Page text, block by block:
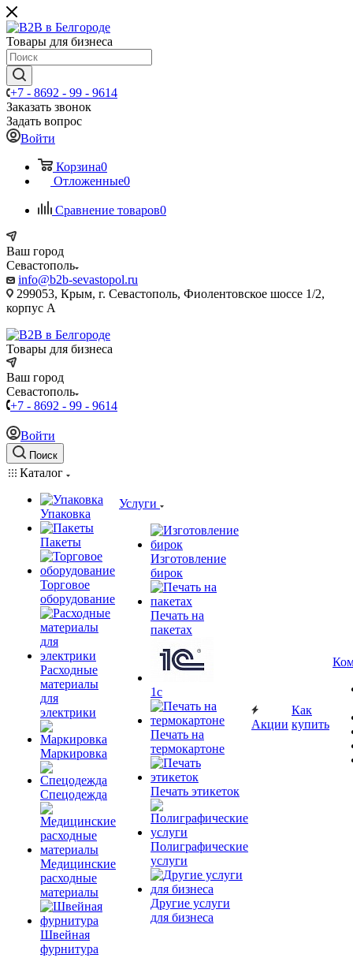
Товары для бизнеса
+7 - 8692 - 99 - 9614
Заказать звонок
Задать вопрос
Войти
Корзина0
Отложенные0
Сравнение товаров0
Ваш город
Севастополь
info@b2b-sevastopol.ru
299053, Крым, г. Севастополь, Фиолентовское шоссе 1/2,
корпус А
Товары для бизнеса
Ваш город
Севастополь
+7 - 8692 - 99 - 9614
Войти
Поиск
Каталог
Упаковка
Пакеты
Торговое
оборудование
Расходные
материалы
для
электрики
Маркировка
Спецодежда
Медицинские
расходные
материалы
Швейная
фурнитура
Услуги
Изготовление
бирок
Печать на
пакетах
1c
Печать на
термокартоне
Печать этикеток
Полиграфические
услуги
Другие услуги
для бизнеса
Акции
Как
купить